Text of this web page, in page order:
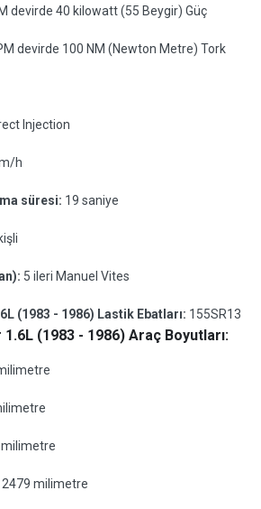
devirde 40 kilowatt (55 Beygir) Güç
devirde 100 NM (Newton Metre) Tork
Injection
h
süresi: 19 saniye
5 ileri Manuel Vites
(1983 - 1986) Lastik Ebatları: 155SR13
1.6L (1983 - 1986) Araç Boyutları:
2479 milimetre